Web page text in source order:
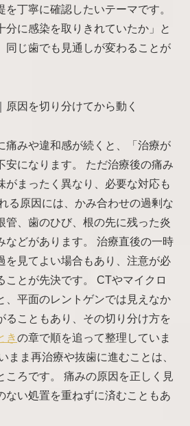
丁寧に確認したいテーマです。
分に感染を取りきれていたか」と
同じ歯でも見通しが変わることが
因を切り分けてから動く
痛みや違和感が続くと、「治療が
安になります。 ただ治療後の痛み
がまったく異なり、必要な対応も
る原因には、かみ合わせの過剰な
管、歯のひび、根の先に残った炎
などがあります。 治療直後の一時
を見てよい場合もあり、注意が必
ことが先決です。 CTやマイクロ
、平面のレントゲンでは見えなか
ることもあり、その切り分け方を
きの章で順を追って整理していま
まま再治療や抜歯に進むことは、
ころです。 痛みの原因を正しく見
ない処置を重ねずに済むこともあ